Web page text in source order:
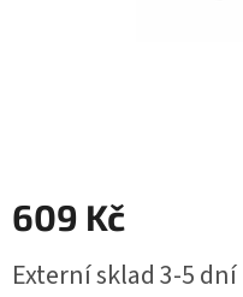
609 Kč
cena:
Externí sklad 3-5 dní